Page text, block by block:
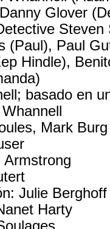
Glover
(Paul), Paul
Hindle),
basado en
Mark
Armstrong
Julie Berghoff
Harty